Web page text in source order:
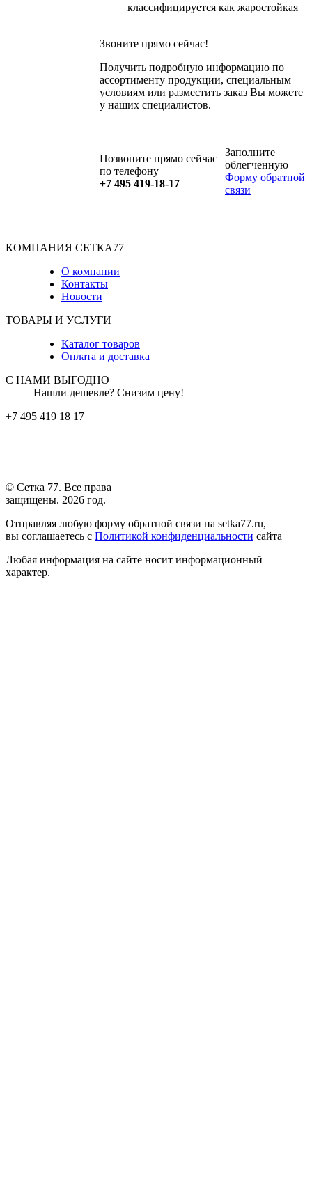
классифицируется как жаростойкая
Звоните прямо сейчас!
Получить подробную информацию по
ассортименту продукции, специальным
условиям или разместить заказ Вы можете
у наших специалистов.
Позвоните прямо сейчас
по телефону
+7 495 419-18-17
Заполните
облегченную
Форму обратной
связи
КОМПАНИЯ СЕТКА77
О компании
Контакты
Новости
ТОВАРЫ И УСЛУГИ
Каталог товаров
Оплата и доставка
С НАМИ ВЫГОДНО
Нашли дешевле? Снизим цену!
+7 495 419 18 17
© Сетка 77. Все права
защищены. 2026 год.
Отправляя любую форму обратной связи на setka77.ru,
вы соглашаетесь с Политикой конфиденциальности сайта
Любая информация на сайте носит информационный
характер.